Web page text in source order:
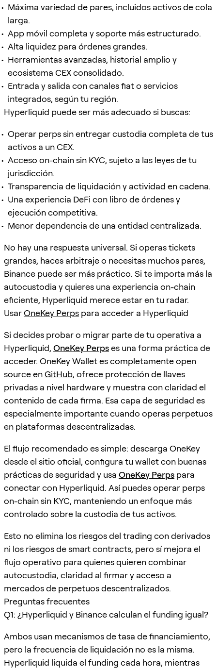
Máxima variedad de pares, incluidos activos de cola
larga.
App móvil completa y soporte más estructurado.
Alta liquidez para órdenes grandes.
Herramientas avanzadas, historial amplio y
ecosistema CEX consolidado.
Entrada y salida con canales fiat o servicios
integrados, según tu región.
Hyperliquid puede ser más adecuado si buscas:
Operar perps sin entregar custodia completa de tus
activos a un CEX.
Acceso on-chain sin KYC, sujeto a las leyes de tu
jurisdicción.
Transparencia de liquidación y actividad en cadena.
Una experiencia DeFi con libro de órdenes y
ejecución competitiva.
Menor dependencia de una entidad centralizada.
No hay una respuesta universal. Si operas tickets
grandes, haces arbitraje o necesitas muchos pares,
Binance puede ser más práctico. Si te importa más la
autocustodia y quieres una experiencia on-chain
eficiente, Hyperliquid merece estar en tu radar.
UsarOneKey Perps para acceder a Hyperliquid
Si decides probar o migrar parte de tu operativa a
Hyperliquid, OneKey Perpses una forma práctica de
acceder. OneKey Wallet es completamente open
source enGitHub, ofrece protección de llaves
privadas a nivel hardware y muestra con claridad el
contenido de cada firma. Esa capa de seguridad es
especialmente importante cuando operas perpetuos
en plataformas descentralizadas.
El flujo recomendado es simple: descarga OneKey
desde el sitio oficial, configura tu wallet con buenas
prácticas de seguridad y usa OneKey Perps para
conectar con Hyperliquid. Así puedes operar perps
on-chain sin KYC, manteniendo un enfoque más
controlado sobre la custodia de tus activos.
Esto no elimina los riesgos del trading con derivados
ni los riesgos de smart contracts, pero sí mejora el
flujo operativo para quienes quieren combinar
autocustodia, claridad al firmar y acceso a
mercados de perpetuos descentralizados.
Preguntas frecuentes
Q1: ¿Hyperliquid y Binance calculan el funding igual?
Ambos usan mecanismos de tasa de financiamiento,
pero la frecuencia de liquidación no es la misma.
Hyperliquid liquida el funding cada hora, mientras